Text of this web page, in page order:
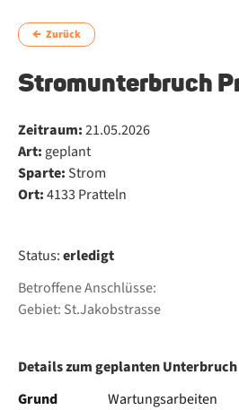
Zurück
Stromunterbruch
Zeitraum:21.05.2026
Art: geplant
Sparte: Strom
Ort:4133 Pratteln
Status:erledigt
Betroffene Anschlüsse:
Gebiet: St.Jakobstrasse
Details zum geplanten Unterbruch
Grund
Wartungsarbeiten